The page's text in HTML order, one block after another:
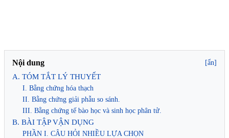
Nội dung [ẩn]
A. TÓM TẮT LÝ THUYẾT
I. Bằng chứng hóa thạch
II. Bằng chứng giải phẫu so sánh.
III. Bằng chứng tế bào học và sinh học phân tử.
B. BÀI TẬP VẬN DỤNG
PHẦN I. CÂU HỎI NHIỀU LỰA CHỌN